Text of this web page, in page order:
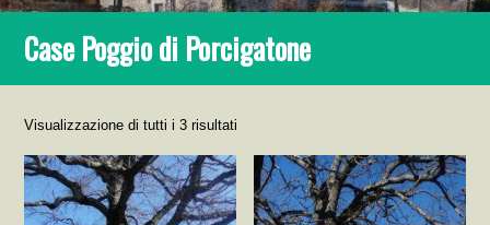
Case Poggio di Porcigatone
Visualizzazione di tutti i 3 risultati